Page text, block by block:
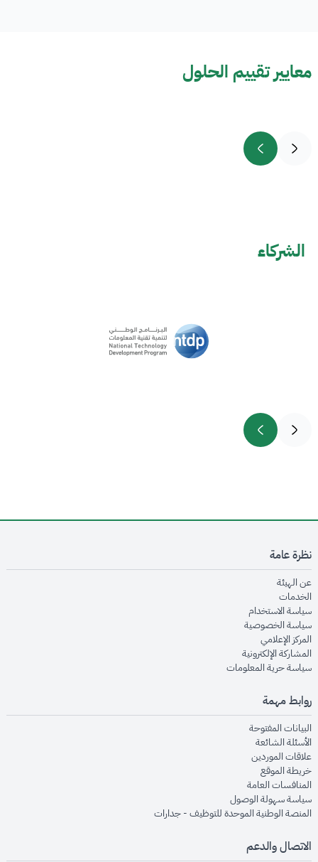
معايير تقييم الحلول
الشركاء
نظرة عامة
عن الهيئةopens in new window
الخدماتopens in new window
سياسة الاستخدام
سياسة الخصوصيةopens in new window
المركز الإعلاميopens in new window
المشاركة الإلكترونيةopens in new window
سياسة حرية المعلوماتopens in new window
روابط مهمة
البيانات المفتوحةopens in new window
الأسئلة الشائعةopens in new window
علاقات الموردينopens in new window
خريطة الموقعopens in new window
المنافسات العامةopens in new window
سياسة سهولة الوصولopens in new window
المنصة الوطنية الموحدة للتوظيف - جداراتopens in new window
الاتصال والدعم